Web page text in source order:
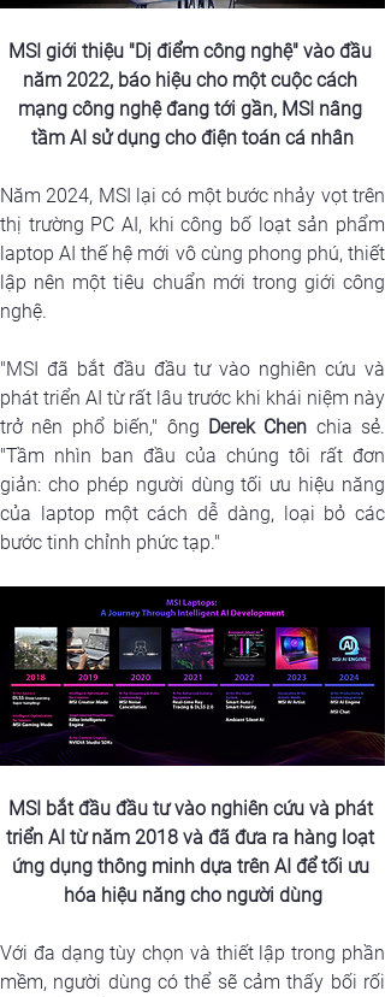
MSI giới thiệu "Dị điểm công nghệ" vào đầu
năm 2022, báo hiệu cho một cuộc cách
mạng công nghệ đang tới gần, MSI nâng
tầm AI sử dụng cho điện toán cá nhân
Năm 2024, MSI lại có một bước nhảy vọt trên
thị trường PC AI, khi công bố loạt sản phẩm
laptop AI thế hệ mới vô cùng phong phú, thiết
lập nên một tiêu chuẩn mới trong giới công
nghệ.
"MSI đã bắt đầu đầu tư vào nghiên cứu và
phát triển AI từ rất lâu trước khi khái niệm này
trở nên phổ biến," ông Derek Chen chia sẻ.
"Tầm nhìn ban đầu của chúng tôi rất đơn
giản: cho phép người dùng tối ưu hiệu năng
của laptop một cách dễ dàng, loại bỏ các
bước tinh chỉnh phức tạp."
MSI bắt đầu đầu tư vào nghiên cứu và phát
triển AI từ năm 2018 và đã đưa ra hàng loạt
ứng dụng thông minh dựa trên AI để tối ưu
hóa hiệu năng cho người dùng
Với đa dạng tùy chọn và thiết lập trong phần
mềm, người dùng có thể sẽ cảm thấy bối rối